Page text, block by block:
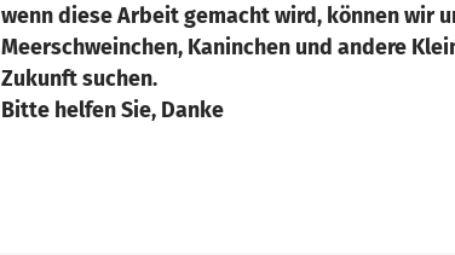
wenn diese Arbeit gemacht wird, können wir
Meerschweinchen, Kaninchen und andere
Zukunft suchen.
Bitte helfen Sie, Danke